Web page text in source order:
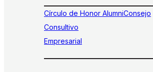
Círculo de Honor AlumniConsejo
Consultivo
Empresarial